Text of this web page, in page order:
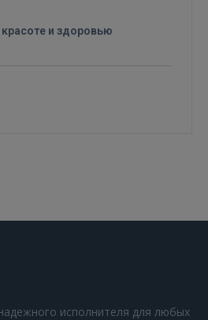
красоте и здоровью
исполнителя для любых